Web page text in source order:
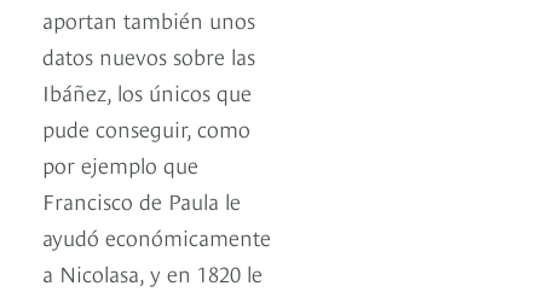
aportan también unos
datos nuevos sobre las
Ibáñez, los únicos que
pude conseguir, como
por ejemplo que
Francisco de Paula le
ayudó económicamente
a Nicolasa, y en 1820 le